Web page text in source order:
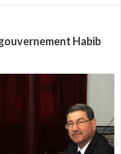
Habib